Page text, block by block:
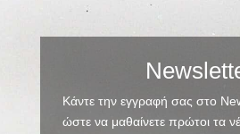
Κάντε την εγγραφή σας στο
ώστε να μαθαίνετε πρώτοι τα